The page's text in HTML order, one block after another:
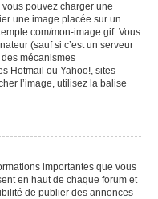
vous pouvez charger une
une image placée sur un
mon-image.gif. Vous
(sauf si c’est un serveur
mécanismes
Hotmail ou Yahoo!, sites
l’image, utilisez la balise
importantes que vous
en haut de chaque forum et
de publier des annonces